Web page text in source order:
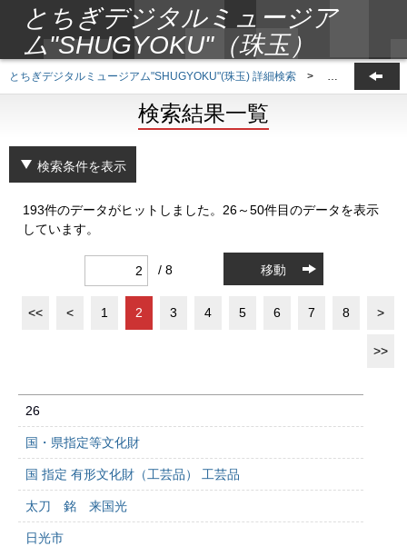
とちぎデジタルミュージア
ム"SHUGYOKU"（珠玉）
とちぎデジタルミュージアム"SHUGYOKU"(珠玉) 詳細検索 > 検索結果一覧
検索結果一覧
検索条件を表示
193件のデータがヒットしました。26～50件目のデータを表示
しています。
/ 8 移動
<< < 1 2 3 4 5 6 7 8 >
>>
26
国・県指定等文化財
国 指定 有形文化財（工芸品） 工芸品
太刀 銘 来国光
日光市